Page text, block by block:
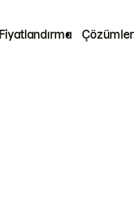
Fiyatlandırma Çözümler